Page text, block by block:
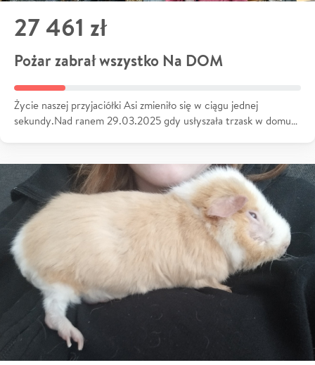
27 461 zł
Pożar zabrał wszystko Na DOM
Życie naszej przyjaciółki Asi zmieniło się w ciągu jednej
sekundy.Nad ranem 29.03.2025 gdy usłyszała trzask w domu…